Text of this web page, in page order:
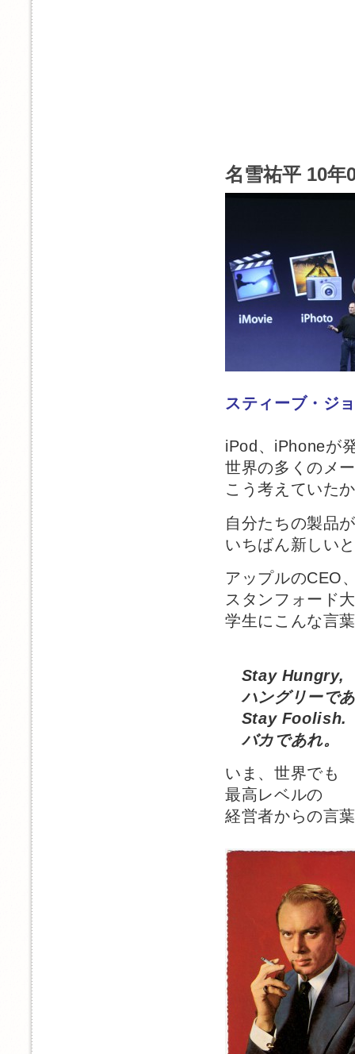
名雪祐平 10年
スティーブ・ジ
iPod、iPhoneが
世界の多くのメ
こう考えていた
自分たちの製品
いちばん新しい
アップルのCEO
スタンフォード
学生にこんな言
Stay Hungry,
ハングリーで
Stay Foolish.
バカであれ。
いま、世界でも
最高レベルの
経営者からの言